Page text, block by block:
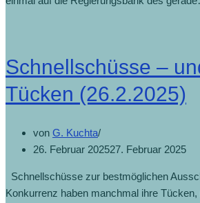
Schnellschüsse –
Tücken (26.2.2025)
von G. Kuchta
26. Februar 202527. Februar 2025
Schnellschüsse zur bestmöglichen
Konkurrenz haben manchmal ihre